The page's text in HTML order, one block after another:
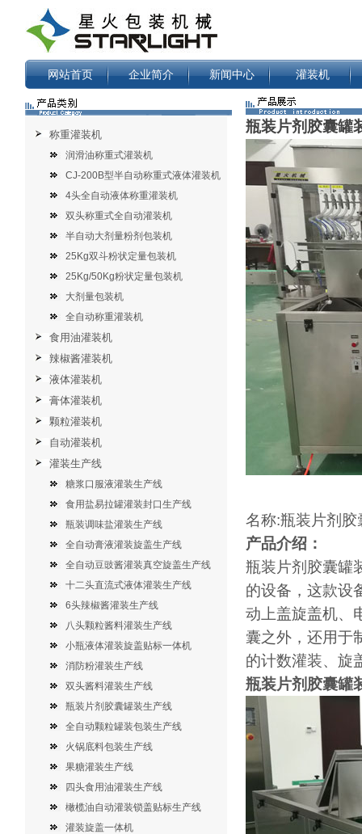
网站首页 企业简介 新闻中心 灌装机
称重灌装机
润滑油称重式灌装机
CJ-200B型半自动称重式液体灌装机
4头全自动液体称重灌装机
双头称重式全自动灌装机
半自动大剂量粉剂包装机
25Kg双斗粉状定量包装机
25Kg/50Kg粉状定量包装机
大剂量包装机
全自动称重灌装机
食用油灌装机
辣椒酱灌装机
液体灌装机
膏体灌装机
颗粒灌装机
自动灌装机
灌装生产线
糖浆口服液灌装生产线
食用盐易拉罐灌装封口生产线
瓶装调味盐灌装生产线
全自动膏液灌装旋盖生产线
全自动豆豉酱灌装真空旋盖生产线
十二头直流式液体灌装生产线
6头辣椒酱灌装生产线
八头颗粒酱料灌装生产线
小瓶液体灌装旋盖贴标一体机
消防粉灌装生产线
双头酱料灌装生产线
瓶装片剂胶囊罐装生产线
全自动颗粒罐装包装生产线
火锅底料包装生产线
果糖灌装生产线
四头食用油灌装生产线
橄榄油自动灌装锁盖贴标生产线
灌装旋盖一体机
瓶装片剂胶囊罐
名称:瓶装片剂
产品介绍：
瓶装片剂胶囊罐
的设备，这款设
动上盖旋盖机、
囊之外，还用于
的计数灌装、旋
瓶装片剂胶囊罐